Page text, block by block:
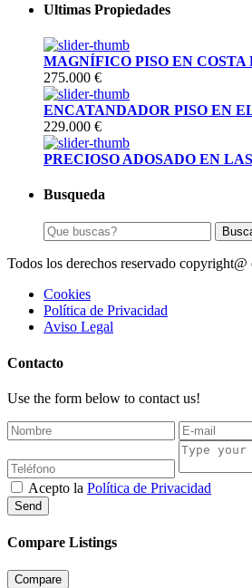
Ultimas Propiedades
MAGNÍFICO PISO EN
275.000 €
ENCATANDADOR PISO EN
229.000 €
PRECIOSO ADOSADO EN
Busqueda
Todos los derechos reservado copyright@
Cookies
Política de Privacidad
Aviso Legal
Contacto
Use the form below to contact us!
Acepto la Política de Privacidad
Send
Compare Listings
Compare